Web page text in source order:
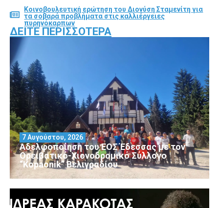
Κοινοβουλευτική ερώτηση του Διονύση Σταμενίτη για
τα σοβαρά προβλήματα στις καλλιέργειες
πυρηνόκαρπων
ΔΕΊΤΕ ΠΕΡΙΣΣΌΤΕΡΑ
Αδελφοποίηση του ΕΟΣ Έδεσσας με τον
Ορειβατικό-Χιονοδρομικό Σύλλογο
“Kopaonik” Βελιγραδίου
7 Αυγούστου, 2026